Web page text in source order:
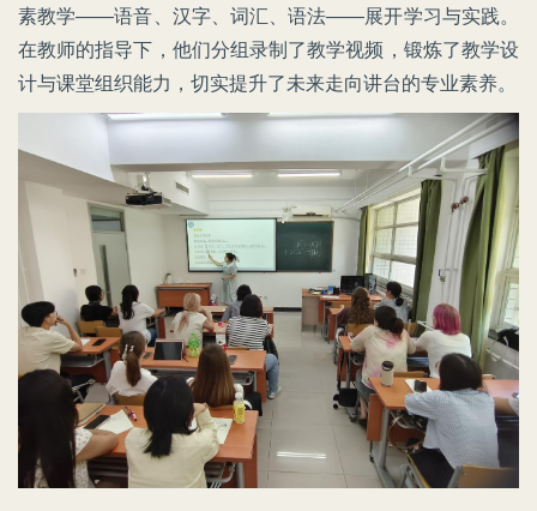
素教学——语音、汉字、词汇、语法——展开学习与实践。
在教师的指导下，他们分组录制了教学视频，锻炼了教学设
计与课堂组织能力，切实提升了未来走向讲台的专业素养。